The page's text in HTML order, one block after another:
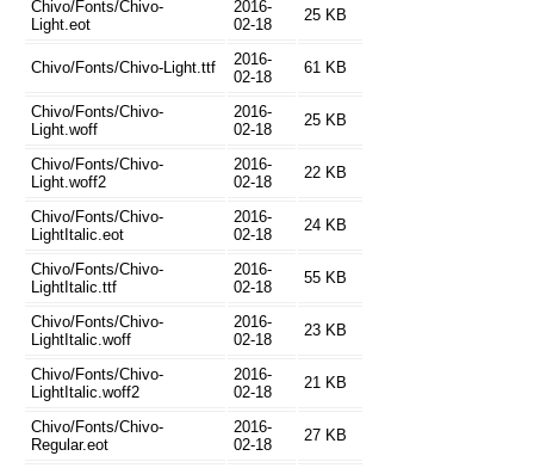
Chivo/Fonts/Chivo-
Light.eot
2016-
02-18
25 KB
Chivo/Fonts/Chivo-Light.ttf
2016-
02-18
61 KB
Chivo/Fonts/Chivo-
Light.woff
2016-
02-18
25 KB
Chivo/Fonts/Chivo-
Light.woff2
2016-
02-18
22 KB
Chivo/Fonts/Chivo-
LightItalic.eot
2016-
02-18
24 KB
Chivo/Fonts/Chivo-
LightItalic.ttf
2016-
02-18
55 KB
Chivo/Fonts/Chivo-
LightItalic.woff
2016-
02-18
23 KB
Chivo/Fonts/Chivo-
LightItalic.woff2
2016-
02-18
21 KB
Chivo/Fonts/Chivo-
Regular.eot
2016-
02-18
27 KB